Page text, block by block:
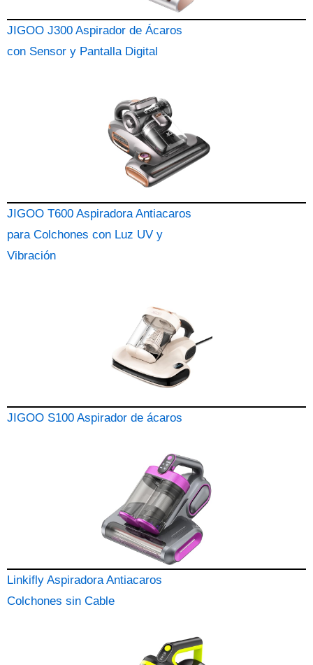
JIGOO J300 Aspirador de Ácaros
con Sensor y Pantalla Digital
JIGOO T600 Aspiradora Antiacaros
para Colchones con Luz UV y
Vibración
JIGOO S100 Aspirador de ácaros
Linkifly Aspiradora Antiacaros
Colchones sin Cable